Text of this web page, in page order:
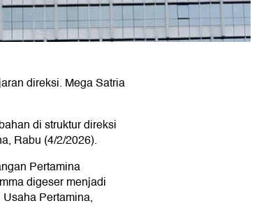
direksi. Mega Satria
di struktur direksi
Rabu (4/2/2026).
Pertamina
digeser menjadi
Pertamina,